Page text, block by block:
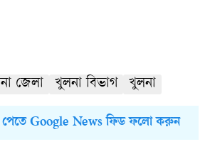
জেলা খুলনা বিভাগ খুলনা
পেতে Google News ফিড ফলো করুন